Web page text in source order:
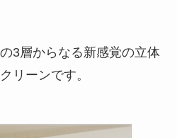
3層からなる新感覚の立体
リーンです。